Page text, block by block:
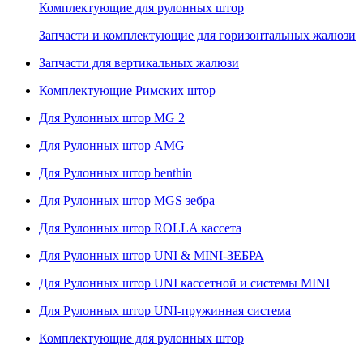
Комплектующие для рулонных штор
Запчасти и комплектующие для горизонтальных жалюзи
Запчасти для вертикальных жалюзи
Комплектующие Римских штор
Для Рулонных штор MG 2
Для Рулонных штор AMG
Для Рулонных штор benthin
Для Рулонных штор MGS зебра
Для Рулонных штор ROLLA кассета
Для Рулонных штор UNI & MINI-ЗЕБРА
Для Рулонных штор UNI кассетной и системы MINI
Для Рулонных штор UNI-пружинная система
Комплектующие для рулонных штор